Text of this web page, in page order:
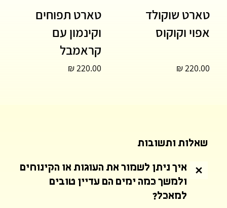
טארט שוקולד
אפוי וקוקוס
220.00 ₪
טארט תפוחים
וקינמון עם
קראמבל
220.00 ₪
שאלות ותשובות
איך ניתן לשמור את העוגות או הקינוחים
ולמשך כמה ימים הם עדיין טובים
למאכל?